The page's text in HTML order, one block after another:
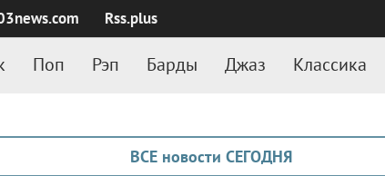
Rss.plus
Поп Рэп Барды Джаз Классика
ВСЕ новости СЕГОДНЯ